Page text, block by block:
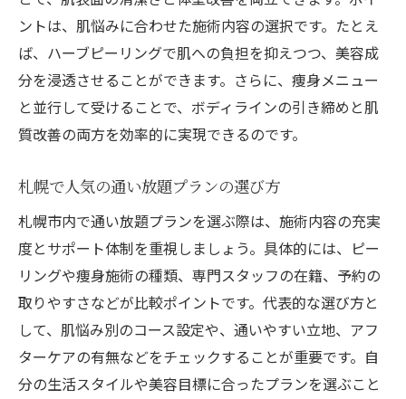
ントは、肌悩みに合わせた施術内容の選択です。たとえ
ば、ハーブピーリングで肌への負担を抑えつつ、美容成
分を浸透させることができます。さらに、痩身メニュー
と並行して受けることで、ボディラインの引き締めと肌
質改善の両方を効率的に実現できるのです。
札幌で人気の通い放題プランの選び方
札幌市内で通い放題プランを選ぶ際は、施術内容の充実
度とサポート体制を重視しましょう。具体的には、ピー
リングや痩身施術の種類、専門スタッフの在籍、予約の
取りやすさなどが比較ポイントです。代表的な選び方と
して、肌悩み別のコース設定や、通いやすい立地、アフ
ターケアの有無などをチェックすることが重要です。自
分の生活スタイルや美容目標に合ったプランを選ぶこと